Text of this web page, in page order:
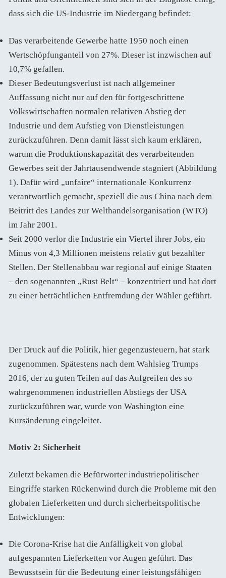
dass sich die US-Industrie im Niedergang befindet:
Das verarbeitende Gewerbe hatte 1950 noch einen
Wertschöpfunganteil von 27%. Dieser ist inzwischen auf
10,7% gefallen.
Dieser Bedeutungsverlust ist nach allgemeiner
Auffassung nicht nur auf den für fortgeschrittene
Volkswirtschaften normalen relativen Abstieg der
Industrie und dem Aufstieg von Dienstleistungen
zurückzuführen. Denn damit lässt sich kaum erklären,
warum die Produktionskapazität des verarbeitenden
Gewerbes seit der Jahrtausendwende stagniert (Abbildung
1). Dafür wird „unfaire“ internationale Konkurrenz
verantwortlich gemacht, speziell die aus China nach dem
Beitritt des Landes zur Welthandelsorganisation (WTO)
im Jahr 2001.
Seit 2000 verlor die Industrie ein Viertel ihrer Jobs, ein
Minus von 4,3 Millionen meistens relativ gut bezahlter
Stellen. Der Stellenabbau war regional auf einige Staaten
– den sogenannten „Rust Belt“ – konzentriert und hat dort
zu einer beträchtlichen Entfremdung der Wähler geführt.
Der Druck auf die Politik, hier gegenzusteuern, hat stark
zugenommen. Spätestens nach dem Wahlsieg Trumps
2016, der zu guten Teilen auf das Aufgreifen des so
wahrgenommenen industriellen Abstiegs der USA
zurückzuführen war, wurde von Washington eine
Kursänderung eingeleitet.
Motiv 2: Sicherheit
Zuletzt bekamen die Befürworter industriepolitischer
Eingriffe starken Rückenwind durch die Probleme mit den
globalen Lieferketten und durch sicherheitspolitische
Entwicklungen:
Die Corona-Krise hat die Anfälligkeit von global
aufgespannten Lieferketten vor Augen geführt. Das
Bewusstsein für die Bedeutung einer leistungsfähigen